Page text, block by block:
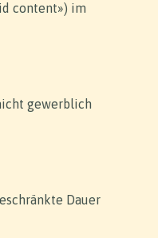
content») im
gewerblich
Dauer